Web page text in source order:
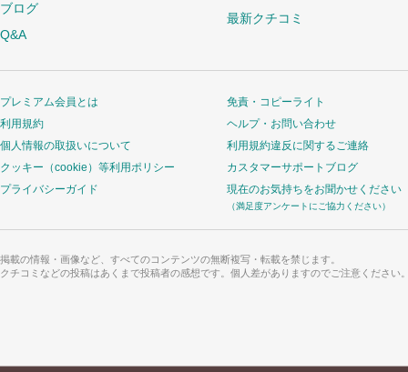
ブログ
Q&A
最新クチコミ
プレミアム会員とは
利用規約
個人情報の取扱いについて
クッキー（cookie）等利用ポリシー
プライバシーガイド
免責・コピーライト
ヘルプ・お問い合わせ
利用規約違反に関するご連絡
カスタマーサポートブログ
現在のお気持ちをお聞かせください
（満足度アンケートにご協力ください）
掲載の情報・画像など、すべてのコンテンツの無断複写・転載を禁じます。
クチコミなどの投稿はあくまで投稿者の感想です。個人差がありますのでご注意ください